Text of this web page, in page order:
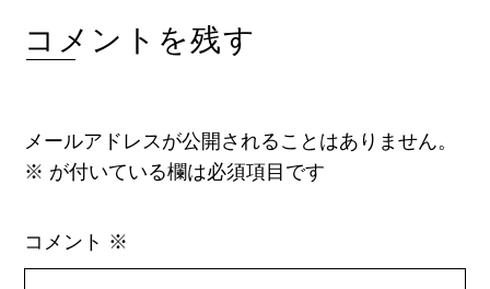
コメントを残す
メールアドレスが公開されることはありません。
※ が付いている欄は必須項目です
コメント ※